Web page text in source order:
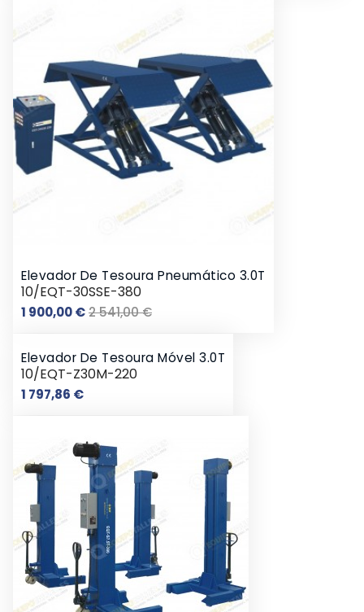
Elevador De Tesoura Pneumático 3.0T
10/EQT-30SSE-380
1 900,00 €Preço
2 541,00 €Preço
Elevador De Tesoura Móvel 3.0T
10/EQT-Z30M-220
1 797,86 €Preço